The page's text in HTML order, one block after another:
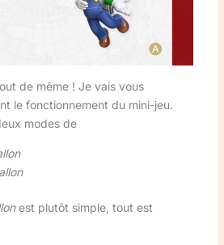
de même ! Je vais vous
le fonctionnement du mini-jeu.
modes de
est plutôt simple, tout est